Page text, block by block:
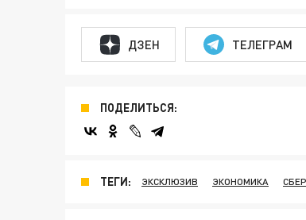
ДЗЕН ТЕЛЕГРАМ
ПОДЕЛИТЬСЯ:
ТЕГИ: ЭКСКЛЮЗИВ ЭКОНОМИКА